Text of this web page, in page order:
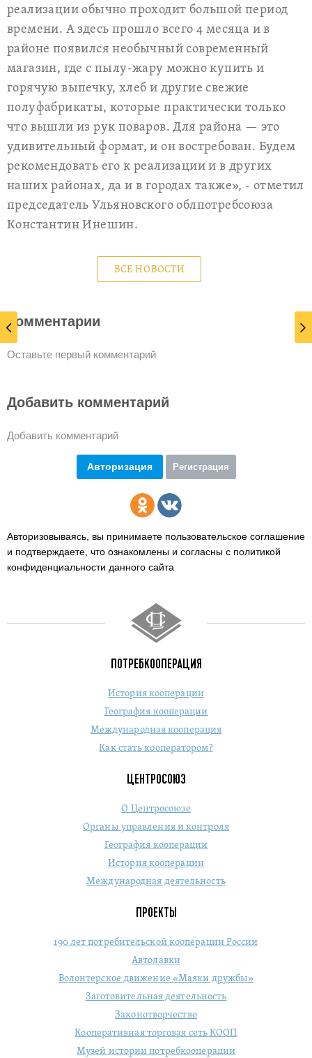
реализации обычно проходит большой период
времени. А здесь прошло всего 4 месяца и в
районе появился необычный современный
магазин, где с пылу-жару можно купить и
горячую выпечку, хлеб и другие свежие
полуфабрикаты, которые практически только
что вышли из рук поваров. Для района — это
удивительный формат, и он востребован. Будем
рекомендовать его к реализации и в других
наших районах, да и в городах также», - отметил
председатель Ульяновского облпотребсоюза
Константин Инешин.
ВСЕ НОВОСТИ
Комментарии
Оставьте первый комментарий
Добавить комментарий
Добавить комментарий
Авторизация Регистрация
Авторизовываясь, вы принимаете пользовательское соглашение
и подтверждаете, что ознакомлены и согласны с политикой
конфиденциальности данного сайта
ПОТРЕБКООПЕРАЦИЯ
История кооперации
География кооперации
Международная кооперация
Как стать кооператором?
ЦЕНТРОСОЮЗ
О Центросоюзе
Органы управления и контроля
География кооперации
История кооперации
Международная деятельность
ПРОЕКТЫ
190 лет потребительской кооперации России
Автолавки
Волонтерское движение «Маяки дружбы»
Заготовительная деятельность
Законотворчество
Кооперативная торговая сеть КООП
Музей истории потребкооперации